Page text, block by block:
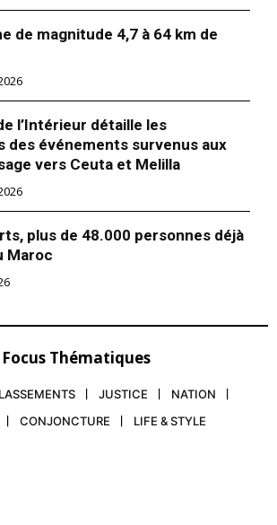
de magnitude 4,7 à 64 km de
l’Intérieur détaille les
des événements survenus aux
vers Ceuta et Melilla
plus de 48.000 personnes déjà
Maroc
Focus Thématiques
JUSTICE
NATION
CONJONCTURE LIFE & STYLE